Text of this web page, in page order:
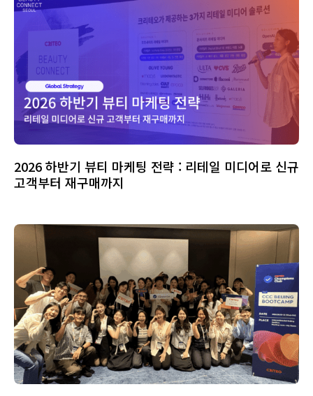
2026 하반기 뷰티 마케팅 전략 : 리테일 미디어로 신규
고객부터 재구매까지